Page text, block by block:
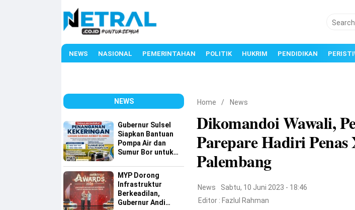
NEWS NASIONAL PEMERINTAHAN POLITIK HUKRIM PENDIDIKAN
NEWS
Gubernur Sulsel
Siapkan Bantuan
Pompa Air dan
Sumur Bor untuk
MYP Dorong
Infrastruktur
Berkeadilan,
Gubernur Andi
Home / News
Dikomandoi Wawali,
Parepare Hadiri
Palembang
News
Sabtu, 10 Juni 2023 - 18:46
Editor : Fazlul Rahman